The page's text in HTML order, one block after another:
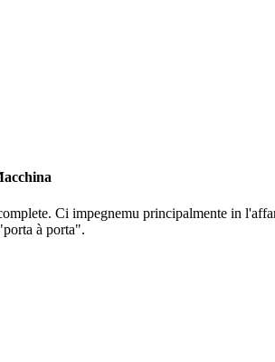
Ci impegnemu principalmente in
à porta".